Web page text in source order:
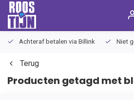
Achteraf betalen via Billink Niet
Terug
Producten getagd met